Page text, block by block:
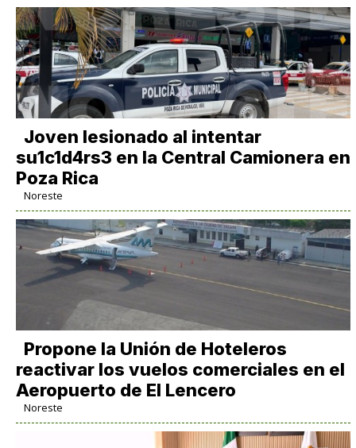
Joven lesionado al intentar
su1c1d4rs3 en la Central Camionera en
Poza Rica
Noreste
Propone la Unión de Hoteleros
reactivar los vuelos comerciales en el
Aeropuerto de El Lencero
Noreste